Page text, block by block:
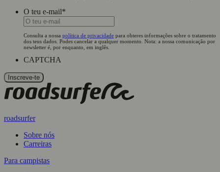
O teu e-mail*
Consulta a nossa política de privacidade para obteres informações sobre o tratamento
dos teus dados. Podes cancelar a qualquer momento. Nota: a nossa comunicação por
newsletter é, por enquanto, em inglês.
CAPTCHA
roadsurfer
Sobre nós
Carreiras
Para campistas